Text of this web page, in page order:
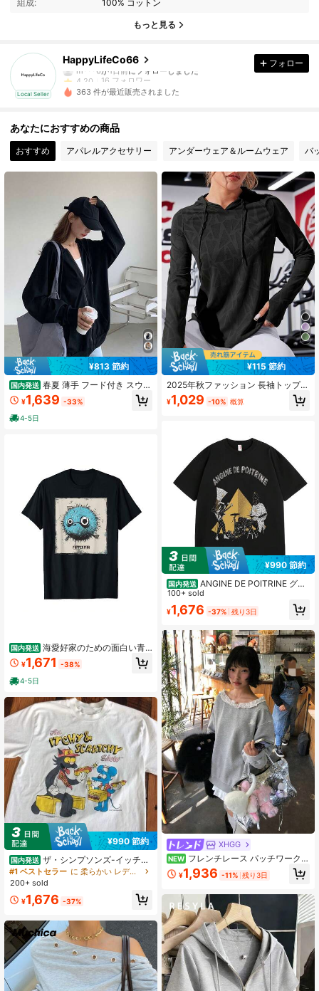
組成:
100% コットン
もっと見る
Local Seller
HappyLifeCo66
16 フォロワー
16 フォロワー
m***6が1日前にフォローしました
4.20
16 フォロワー
16 フォロワー
フォロー
363 件が最近販売されました
あなたにおすすめの商品
おすすめ アパレルアクセサリー アンダーウェア＆ルームウェア バ
¥813 節約
国内発送 春夏 薄手 フード付き スウェ
ット ファスナー カーディガン アウ
ター カジュアル ゆったり 体型カバ
ー おしゃれ 百掛け 長袖 トップス 無
地 シンプル パーカー y2k スウェッ
サイズ，目安体重：40KG-65KG
¥1,639 -33%
4-5日
国内発送 海愛好家のための面白い青
いフグ T-Shirt
¥1,671 -38%
4-5日
¥990 節約
国内発送 ザ・シンプソンズ-イッチ＆
スクラッチ・ショー Tシャツ ユニセ
ックス Tシャツ Tシャツ サンタ Tシ
トロ漫画トップ
#1 ベストセラー
に 柔らかい レディーススウェットシャツ＆パーカー
200+ sold
¥1,676 -37%
¥115 節約
2025年秋ファッション 長袖トップ
ス、ドローストリング付きフーデッ
ド ジャカード ラグラン カジュアル
¥1,029 -10% 概算
¥990 節約
国内発送 ANGINE DE POITRINE グラ
フィックプリント クルーネックTシ
ャツ - カジュアル ショートスブ コッ
トンTシャツ、ストトスタイル バン
春夏 ゆったり オーバーサイズ トッ
プス、ギフトやストトコーデに最適
100+ sold
¥1,676 -37% 残り3日
XHGG
NEW フレンチレース パッチワークデ
ザイン グレー アシンメトリーショル
ダー スウェットシャツ レディース
能 長袖トップス
¥1,936 -11% 残り3日